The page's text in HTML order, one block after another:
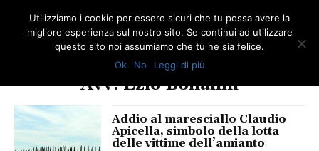
Avv. Ezio Bonanni
Addio al maresciallo Claudio
Apicella, simbolo della lotta
delle vittime dell’amianto
Utilizziamo i cookie per essere sicuri che tu possa avere la
migliore esperienza sul nostro sito. Se continui ad utilizzare
questo sito noi assumiamo che tu ne sia felice.
Ok
No Leggi di più